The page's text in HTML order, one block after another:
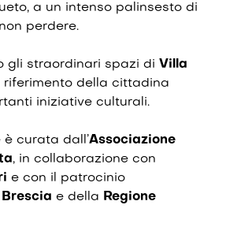
a un intenso palinsesto di
perdere.
gli straordinari spazi di Villa
riferimento della cittadina
iniziative culturali.
curata dall’Associazione
, in collaborazione con
e con il patrocinio
e della Regione